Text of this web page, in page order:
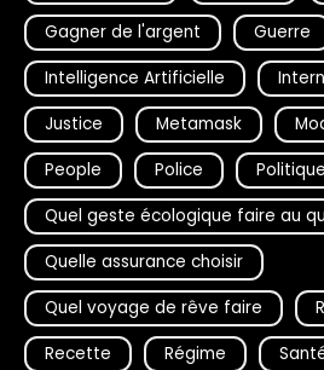
Gagner de l'argent
Guerre
Intelligence Artificielle
Justice
Metamask
People
Police Politique
Quel geste écologique faire au
Quelle assurance choisir
Quel voyage de rêve faire
Recette
Régime